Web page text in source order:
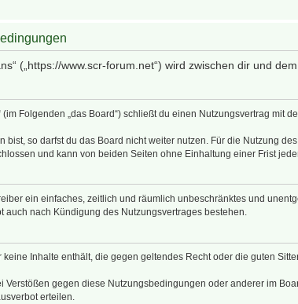
(„https://www.scr-forum.net“) wird zwischen dir und
(im Folgenden „das Board“) schließt du einen Nutzungsvertrag
so darfst du das Board nicht weiter nutzen. Für die Nutzung
und kann von beiden Seiten ohne Einhaltung einer Frist
ein einfaches, zeitlich und räumlich unbeschränktes und
auch nach Kündigung des Nutzungsvertrages bestehen.
Inhalte enthält, die gegen geltendes Recht oder die guten
Verstößen gegen diese Nutzungsbedingungen oder anderer im
erteilen.